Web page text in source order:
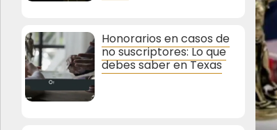
Honorarios en casos de
no suscriptores: Lo que
debes saber en Texas